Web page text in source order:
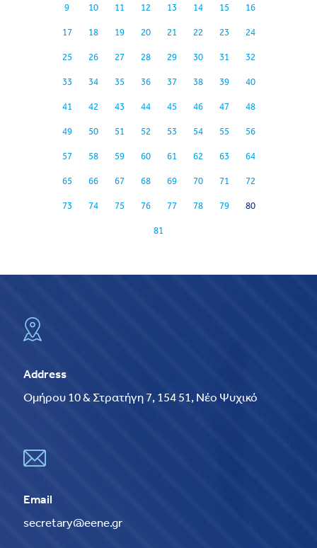
9 10 11 12 13 14 15 16
17 18 19 20 21 22 23 24
25 26 27 28 29 30 31 32
33 34 35 36 37 38 39 40
41 42 43 44 45 46 47 48
49 50 51 52 53 54 55 56
57 58 59 60 61 62 63 64
65 66 67 68 69 70 71 72
73 74 75 76 77 78 79 80
81
Address
Ομήρου 10 & Στρατήγη 7, 154 51, Νέο Ψυχικό
Email
secretary@eene.gr